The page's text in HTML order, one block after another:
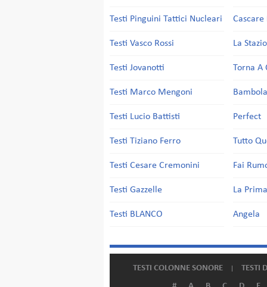
Testi Pinguini Tattici Nucleari
Testi Vasco Rossi
Testi Jovanotti
Testi Marco Mengoni
Testi Lucio Battisti
Testi Tiziano Ferro
Testi Cesare Cremonini
Testi Gazzelle
Testi BLANCO
Cascare
La
Torna A
Bambola
Perfect
Tutto
Fai
La
Angela
TESTI COLONNE SONORE TESTI